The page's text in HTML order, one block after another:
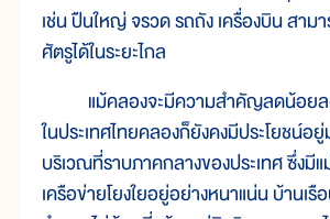
เช่น ปืนใหญ่ จรวด รถถัง เครื่องบิน สา
ศัตรูได้ในระยะไกล
แม้คลองจะมีความสำคัญลดน้อยล
ในประเทศไทยคลองก็ยังคงมีประโยชน์อ
บริเวณที่ราบภาคกลางของประเทศ ซึ่งมี
เครือข่ายโยงใยอยู่อย่างหนาแน่น บ้านเรื